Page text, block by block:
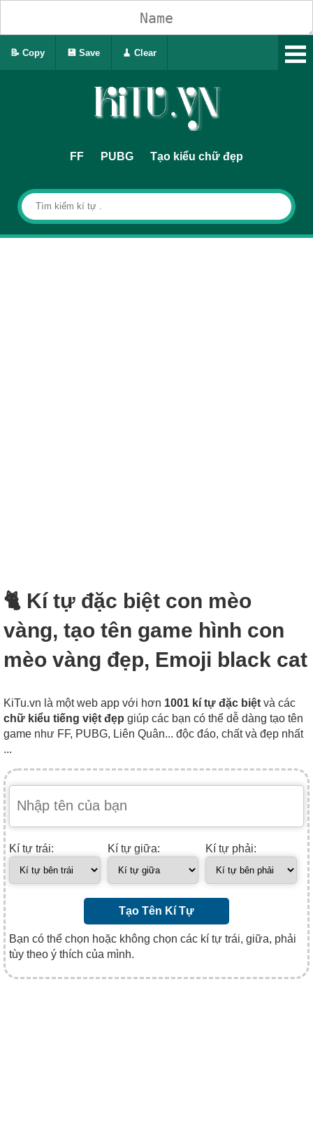
FF PUBG Tạo kiểu chữ đẹp
🐈‍ Kí tự đặc biệt con mèo
vàng, tạo tên game hình con
mèo vàng đẹp, Emoji black cat
KiTu.vn là một web app với hơn 1001 kí tự đặc biệt và các
chữ kiểu tiếng việt đẹp giúp các bạn có thể dễ dàng tạo tên
game như FF, PUBG, Liên Quân... độc đáo, chất và đẹp nhất
...
Kí tự trái: Kí tự giữa: Kí tự phải:
Tạo Tên Kí Tự
Bạn có thể chọn hoặc không chọn các kí tự trái, giữa, phải
tùy theo ý thích của mình.
📝 Copy 💾 Save 🧹 Clear